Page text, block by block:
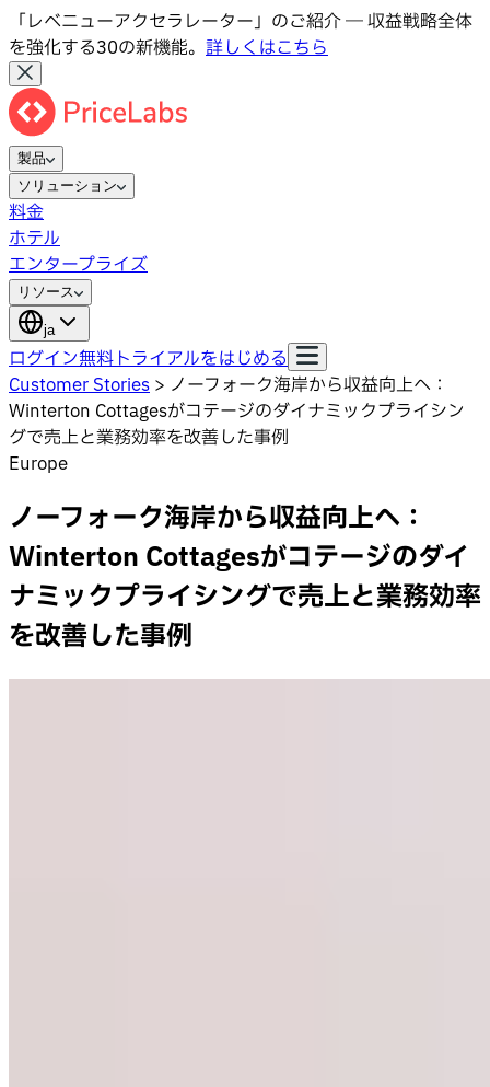
「レベニューアクセラレーター」のご紹介 ― 収益戦略全体
を強化する30の新機能。 詳しくはこちら
製品
ソリューション
料金
ホテル
エンタープライズ
リソース
ja
ログイン無料トライアルをはじめる
Customer Stories > ノーフォーク海岸から収益向上へ：
Winterton Cottagesがコテージのダイナミックプライシン
グで売上と業務効率を改善した事例
Europe
ノーフォーク海岸から収益向上へ：
Winterton Cottagesがコテージのダイ
ナミックプライシングで売上と業務効率
を改善した事例